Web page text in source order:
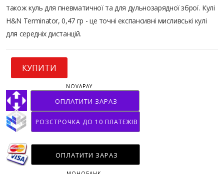
також куль для пневматичної та для дульнозарядної зброї. Кулі
H&N Terminator, 0,47 гр - це точні експансивні мисливські кулі
для середніх дистанцій.
КУПИТИ
ОПЛАТИТИ ЗАРАЗ
NOVAPAY
РОЗСТРОЧКА ДО 10 ПЛАТЕЖІВ
ОПЛАТИТИ ЗАРАЗ